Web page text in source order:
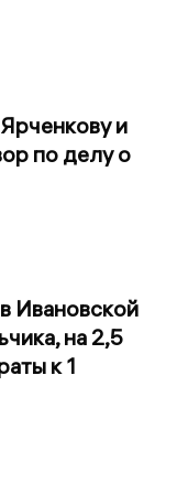
и
по делу о
Ивановской
на 2,5
к 1